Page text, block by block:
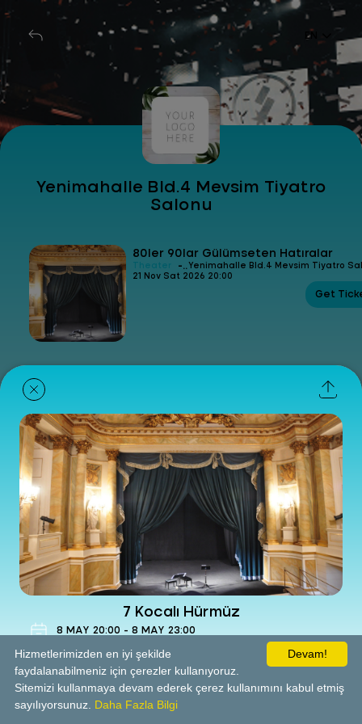
EN
Yenimahalle Bld.4 Mevsim Tiyatro
Salonu
80ler 90lar Gülümseten Hatıralar
Theater -Yenimahalle Bld.4 Mevsim Tiyatro
21 Nov Sat 2026 20:00
Get
7 Kocalı Hürmüz
8 MAY 20:00 - 8 MAY 23:00
Theater
Yenimahalle Bld.4 Mevsim Tiyatro Salonu
Devam!
Hizmetlerimizden en iyi şekilde
faydalanabilmeniz için çerezler kullanıyoruz.
Sitemizi kullanmaya devam ederek çerez kullanımını kabul etmiş
sayılıyorsunuz. Daha Fazla Bilgi